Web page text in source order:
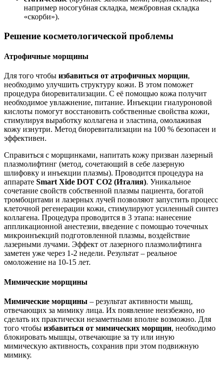
например носогубная складка, межбровная складка
«скорби»).
Решение косметологической проблемы
Атрофичные морщины
Для того чтобы избавиться от атрофичных морщин,
необходимо улучшить структуру кожи. В этом поможет
процедура биоревитализации. С её помощью кожа получит
необходимое увлажнение, питание. Инъекции гиалуроновой
кислоты помогут восстановить собственные свойства кожи,
стимулируя выработку коллагена и эластина, омолаживая
кожу изнутри. Метод биоревитализации на 100 % безопасен и
эффективен.
Справиться с морщинками, напитать кожу призван лазерный
плазмолифтинг (метод, сочетающий в себе лазерную
шлифовку и инъекции плазмы). Проводится процедура на
аппарате Smart Xide DOT СО2 (Италия). Уникальное
сочетание свойств собственной плазмы пациента, богатой
тромбоцитами и лазерных лучей позволяют запустить процесс
клеточной регенерации кожи, стимулируют усиленный синтез
коллагена. Процедура проводится в 3 этапа: нанесение
аппликационной анестезии, введение с помощью точечных
микроинъекций подготовленной плазмы, воздействие
лазерными лучами. Эффект от лазерного плазмолифтинга
заметен уже через 1-2 недели. Результат – реальное
омоложение на 10-15 лет.
Мимические морщины
Мимические морщины – результат активности мышц,
отвечающих за мимику лица. Их появление неизбежно, но
сделать их практически незаметными вполне возможно. Для
того чтобы избавиться от мимических морщин, необходимо
блокировать мышцы, отвечающие за ту или иную
мимическую активность, сохранив при этом подвижную
мимику.